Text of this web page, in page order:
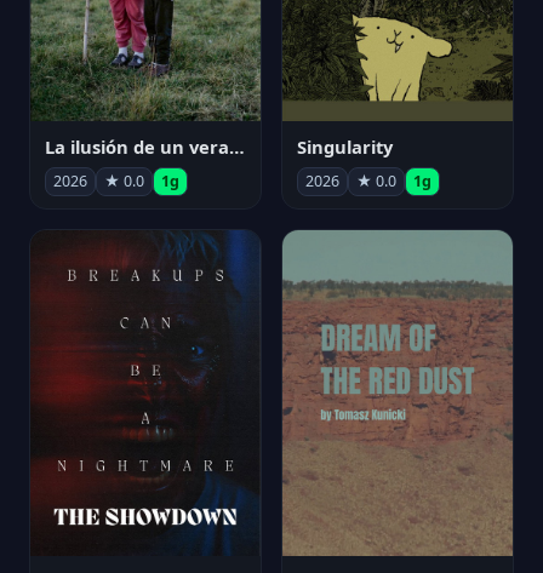
La ilusión de un verano sin fin
2026 ★ 0.0 1g
Singularity
2026 ★ 0.0 1g